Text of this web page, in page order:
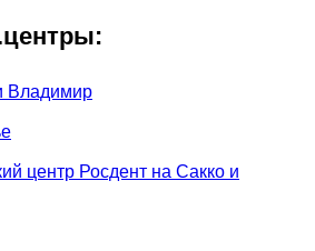
Владимир
центр Росдент на Сакко и